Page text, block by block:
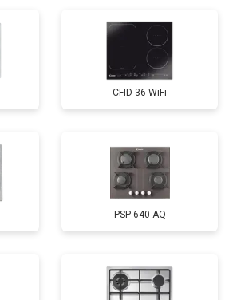
CFID 36 WiFi
PSP 640 AQ